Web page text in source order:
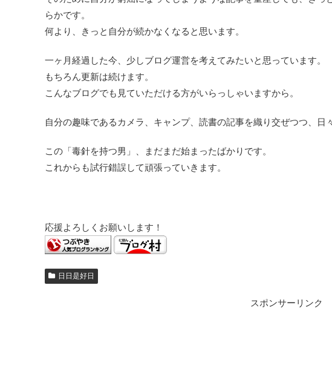
らかです。
何より、きっと自分が続かなくなると思います。
一ヶ月経過した今、少しブログ運営を考えてみたいと思っています。
もちろん更新は続けます。
こんなブログでも見ていただける方がいらっしゃいますから。
自分の趣味であるカメラ、キャンプ、読書の記事を織り交ぜつつ、日
この「毒針を持つ男」、まだまだ始まったばかりです。
これからも試行錯誤して頑張っていきます。
応援よろしくお願いします！
日日是好日
スポンサーリンク